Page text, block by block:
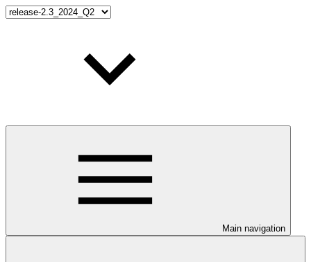
Main navigation